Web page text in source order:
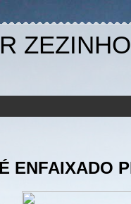
ZEZINHO
ENFAIXADO